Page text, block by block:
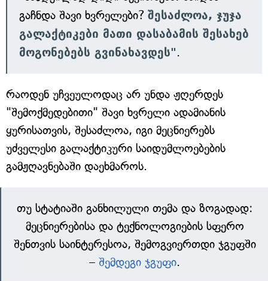
გაჩნდა შავი ხვრელები? შესაძლოა, ჯუჯა
გალაქტიკები მათი დასაბამის შესახებ
მოგონებებს გვინახავდეს".
რაოდენ უჩვეულოდაც არ უნდა ჟღერდეს
"შემოქმედებითი" შავი ხვრელი ადამიანის
ყურისათვის, შესაძლოა, იგი მეცნიერებს
უძველესი გალაქტიკური საიდუმლოებების
გამჟღავნებაში დაეხმაროს.
თუ სტატიაში განხილული თემა და ზოგადად:
მეცნიერებისა და ტექნოლოგიების სფერო
შენთვის საინტერესოა, შემოგვიერთდი ჯგუფში
– შემდეგი ჯგუფი.